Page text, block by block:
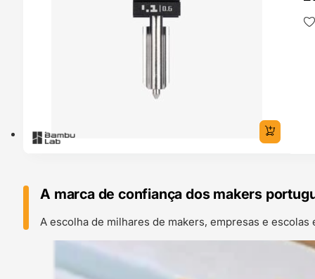
A marca de confiança dos makers
A escolha de milhares de makers, empresas e escolas